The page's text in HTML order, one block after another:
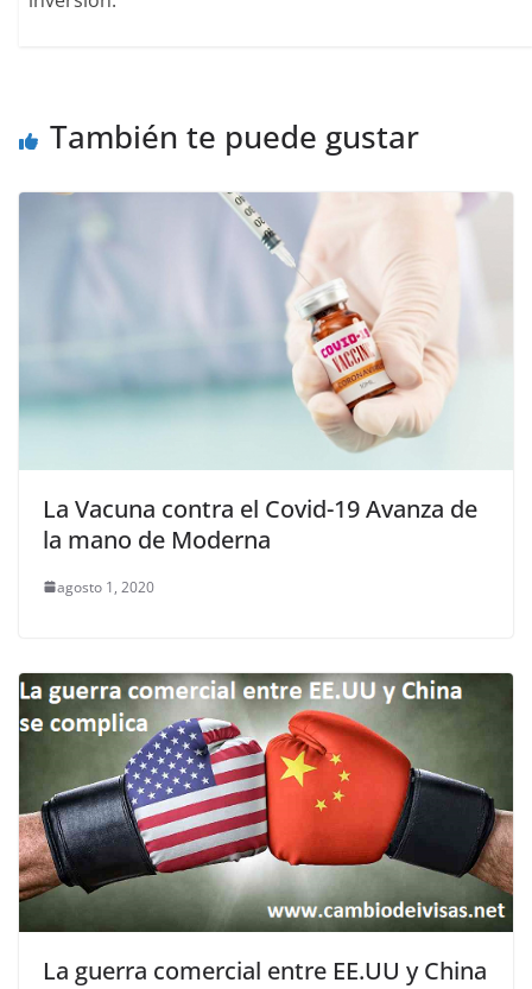
También te puede gustar
La Vacuna contra el Covid-19 Avanza de
la mano de Moderna
agosto 1, 2020
La guerra comercial entre EE.UU y China